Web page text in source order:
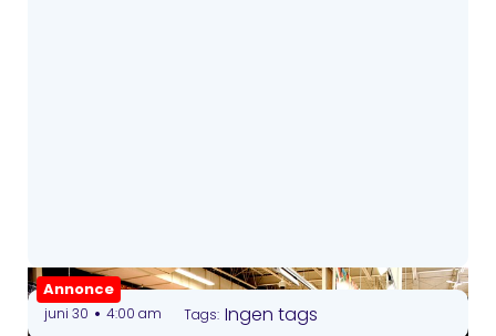
Annonce
juni 30 • 4:00 am Tags: Ingen tags